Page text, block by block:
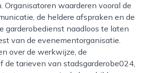
Organisatoren waarderen vooral de
de heldere afspraken en de
garderobedienst naadloos te laten
van de evenementorganisatie.
over de werkwijze, de
de tarieven van stadsgarderobe024,